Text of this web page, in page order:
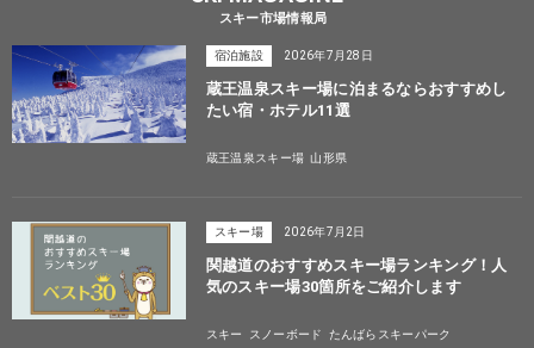
スキー市場情報局
宿泊施設 2026年7月28日
蔵王温泉スキー場に泊まるならおすすめし
たい宿・ホテル11選
蔵王温泉スキー場 山形県
スキー場 2026年7月2日
関越道のおすすめスキー場ランキング！人
気のスキー場30箇所をご紹介します
スキー スノーボード
たんばらスキーパーク